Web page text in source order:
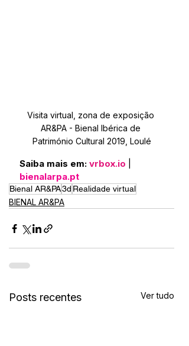
Visita virtual, zona de exposição
AR&PA - Bienal Ibérica de
Património Cultural 2019, Loulé
Saiba mais em: vrbox.io
bienalarpa.pt
Bienal AR&PA3d Realidade virtual
BIENAL AR&PA
Posts recentes Ver tudo